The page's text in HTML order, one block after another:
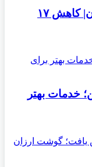
صادرات ۳۴۸ میلیون دلاری زنجان| ‌کاهش ۱۷
خدمات بهتر